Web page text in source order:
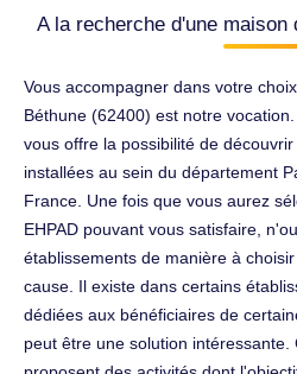
A la recherche d'une maison
Vous accompagner dans votre
Béthune (62400) est notre
vous offre la possibilité de
installées au sein du département
France. Une fois que vous aurez
EHPAD pouvant vous satisfaire,
établissements de manière à
cause. Il existe dans certains
dédiées aux bénéficiaires de
peut être une solution intéressante.